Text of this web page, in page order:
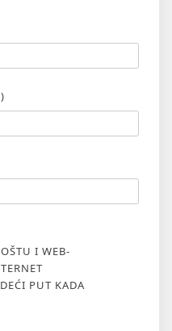
I WEB-
PUT KADA